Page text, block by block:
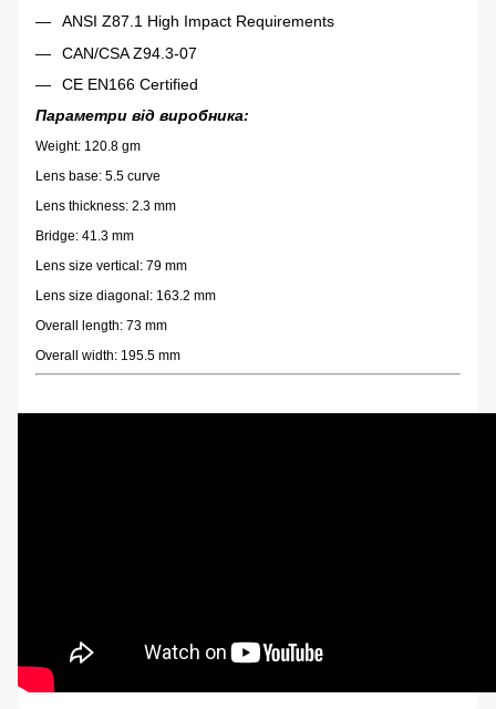
ANSI Z87.1 High Impact Requirements
CAN/CSA Z94.3-07
CE EN166 Certified
Параметри від виробника:
Weight: 120.8 gm
Lens base: 5.5 curve
Lens thickness: 2.3 mm
Bridge: 41.3 mm
Lens size vertical: 79 mm
Lens size diagonal: 163.2 mm
Overall length: 73 mm
Overall width: 195.5 mm